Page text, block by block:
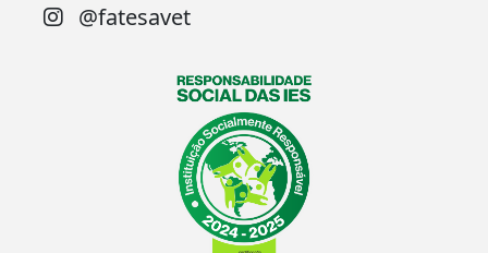
@fatesavet